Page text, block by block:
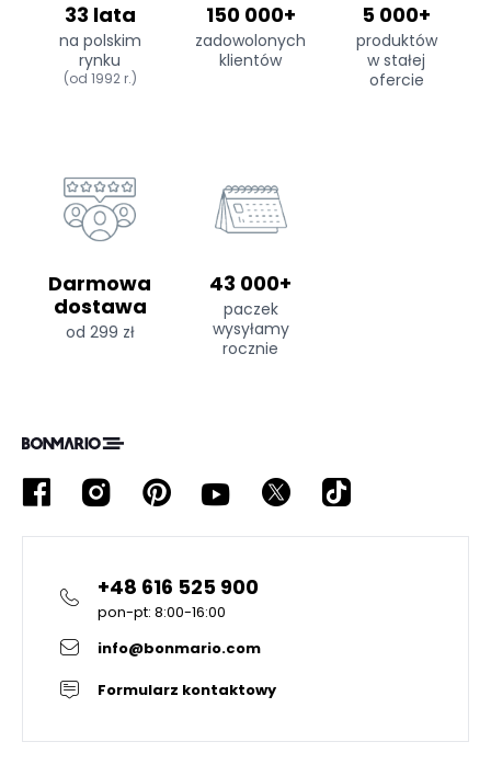
33 lata
na polskim
rynku
(od 1992 r.)
150 000+
zadowolonych
klientów
5 000+
produktów
w stałej
ofercie
Darmowa
dostawa
od 299 zł
43 000+
paczek
wysyłamy
rocznie
+48 616 525 900
pon-pt: 8:00-16:00
info@bonmario.com
Formularz kontaktowy